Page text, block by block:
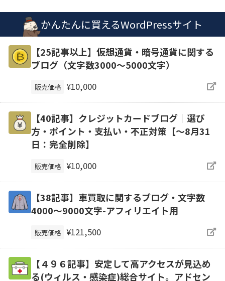
かんたんに買えるWordPressサイト
【25記事以上】仮想通貨・暗号通貨に関する
ブログ（文字数3000～5000文字）
販売価格 ¥10,000
【40記事】クレジットカードブログ｜選び
方・ポイント・支払い・不正対策【～8月31
日：完全削除】
販売価格 ¥10,000
【38記事】車買取に関するブログ・文字数
4000～9000文字-アフィリエイト用
販売価格 ¥121,500
【４９６記事】安定して高アクセスが見込め
る(ウィルス・感染症)総合サイト。アドセン